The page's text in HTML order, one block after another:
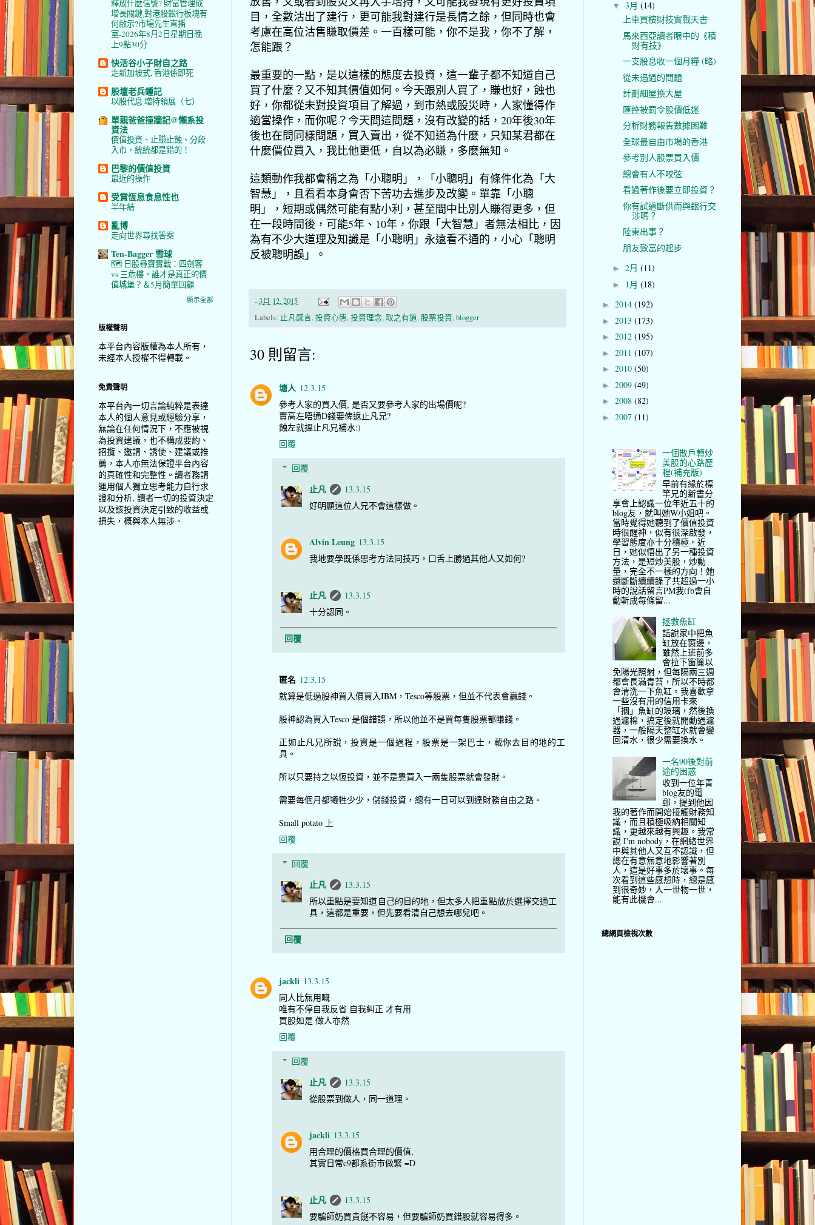
目， 全數沽出了建行，更可能我對建行是長情之餘， 但同時也會
考慮在高位沽售賺取價差。一百樣可能，你不是我， 你不了解，
怎能跟？
最重要的一點，是以這樣的態度去投資， 這一輩子都不知道自己
買了什麼？又不知其價值如何。 今天跟別人買了，賺也好，蝕也
好，你都從未對投資項目了解過， 到市熱或股災時，人家懂得作
適當操作，而你呢？今天問這問題， 沒有改變的話，20年後30年
後也在問同樣問題，買入賣出， 從不知道為什麼，只知某君都在
什麼價位買入，我比他更低， 自以為必賺，多麼無知。
這類動作我都會稱之為「小聰明」，「小聰明」有條件化為「大
智慧」，且看看本身會否下苦功去進步及改變。單靠「小聰
明」， 短期或偶然可能有點小利，甚至間中比別人賺得更多， 但
在一段時間後，可能5年、10年，你跟「大智慧」者無法相比， 因
為有不少大道理及知識是「小聰明」永遠看不通的，小心「聰明
反被聰明誤」。
-3月 12, 2015
Labels: 止凡感言,投資心態,投資理念,取之有道, 股票投資,blogger
30 則留言:
塘人 12.3.15
參考人家的買入價, 是否又要參考人家的出場價呢?
賣高左唔通D錢要俾返止凡兄?
蝕左就搵止凡兄補水:)
回覆
回覆
止凡
13.3.15
好明顯這位人兄不會這樣做。
Alvin Leung 13.3.15
我地要學既係思考方法同技巧，口舌上勝過其他人又如何?
止凡
13.3.15
十分認同。
回覆
匿名 12.3.15
就算是低過股神買入價買入IBM，Tesco等股票，但並不代表會贏錢。
股神認為買入Tesco 是個錯誤，所以他並不是買每隻股票都賺錢。
正如止凡兄所說，投資是一個過程，股票是一架巴士，載你去目的地的工
具。
所以只要持之以恆投資，並不是靠買入一兩隻股票就會發財。
需要每個月都犧牲少少，儲錢投資，總有一日可以到達財務自由之路。
Small potato 上
回覆
回覆
止凡
13.3.15
所以重點是要知道自己的目的地，但太多人把重點放於選擇交通工
具，這都是重要，但先要看清自己想去哪兒吧。
回覆
jackli 13.3.15
同人比無用嘅
唯有不停自我反省 自我糾正 才有用
買股如是 做人亦然
回覆
回覆
止凡
13.3.15
從股票到做人，同一道理。
jackli 13.3.15
用合理的價格買合理的價值,
其實日常c9都系街市做緊 =D
止凡
13.3.15
要騙師奶買貴餸不容易，但要騙師奶買錯股就容易得多。
釋放什麼信號? 財富管理成
增長關鍵,對港股銀行板塊有
何啟示?市場先生直播
室-2026年8月2日星期日晚
上9點30分
快活谷小子財自之路
走新加坡式, 香港係即死
股壇老兵鍾記
以股代息 增持領展（七）
單親爸爸撞牆記@懶系投
資法
價值投資、止賺止蝕、分段
入市，統統都是錯的！
巴黎的價值投資
最近的操作
受賞恆息食息性也
半年結
亂博
走向世界尋找答案
Ten-Bagger 雪球
🗺️ 日股尋寶實戰：四劍客
vs 三危樓，誰才是真正的價
值城堡？＆5月簡單回顧
顯示全部
版權聲明
本平台內容版權為本人所有，
未經本人授權不得轉載。
免責聲明
本平台內一切言論純粹是表達
本人的個人意見或經驗分享，
無論在任何情況下，不應被視
為投資建議，也不構成要約、
招攬、邀請、誘使、建議或推
薦，本人亦無法保證平台內容
的真確性和完整性。讀者務請
運用個人獨立思考能力自行求
證和分析, 讀者一切的投資決定
以及該投資決定引致的收益或
損失，概與本人無涉。
▼ 3月 (14)
上車買樓財技實戰天書
馬來西亞讀者眼中的《積
財有技》
一支股息收一個月糧 (略)
從未遇過的問題
計劃細屋換大屋
匯控被罰令股價低迷
分析財務報告數據困難
全球最自由市場的香港
參考別人股票買入價
總會有人不咬弦
看過著作後要立即投資？
你有試過斷供而與銀行交
涉嗎？
陸東出事？
朋友致富的起步
► 2月 (11)
► 1月 (18)
► 2014 (192)
► 2013 (173)
► 2012 (195)
► 2011 (107)
► 2010 (50)
► 2009 (49)
► 2008 (82)
► 2007 (11)
一個散戶轉炒
美股的心路歷
程(補充版)
早前有緣於標
竿兄的新書分
享會上認識一位年近五十的
blog友，就叫她W小姐吧。
當時覺得她聽到了價值投資
時很醒神，似有很深啟發，
學習態度亦十分積極。近
日，她似悟出了另一種投資
方法，是短炒美股，炒動
量，完全不一樣的方向！她
還斷斷續續錄了共超過一小
時的說話留言PM我(fb會自
動斬成每條留...
拯救魚缸
話說家中把魚
缸放在窗邊，
雖然上班前多
會拉下窗簾以
免陽光照射，但每隔兩三週
都會長滿青苔，所以不時都
會清洗一下魚缸。我喜歡拿
一些沒有用的信用卡來
「摑」魚缸的玻璃，然後換
過濾棉，搞定後就開動過濾
器，一般隔天整缸水就會變
回清水，很少需要換水。
一名90後對前
途的困惑
收到一位年青
blog友的電
郵，提到他因
我的著作而開始接觸財務知
識，而且積極吸納相關知
識，更越來越有興趣。我常
說 I'm nobody，在網絡世界
中與其他人又互不認識，但
總在有意無意地影響著別
人，這是好事多於壞事。每
次看到這些感想時，總是感
到很奇妙，人一世物一世，
能有此機會...
總網頁檢視次數